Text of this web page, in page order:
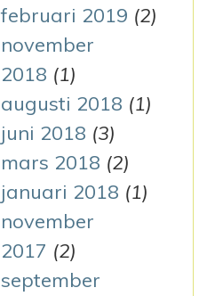
februari 2019 (2)
november
2018 (1)
augusti 2018 (1)
juni 2018 (3)
mars 2018 (2)
januari 2018 (1)
november
2017 (2)
september